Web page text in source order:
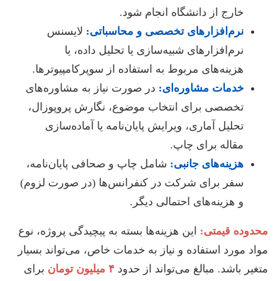
خارج از دانشگاه انجام شود.
نرم‌افزارهای تخصصی و محاسباتی: لایسنس
نرم‌افزارهای شبیه‌سازی یا تحلیل داده، یا
هزینه‌های مربوط به استفاده از سوپرکامپیوترها.
خدمات مشاوره‌ای: در صورت نیاز به مشاوره‌های
تخصصی برای انتخاب موضوع، نگارش پروپوزال،
تحلیل آماری، ویرایش پایان‌نامه یا آماده‌سازی
مقاله برای چاپ.
هزینه‌های جانبی: شامل چاپ و صحافی پایان‌نامه،
سفر برای شرکت در کنفرانس‌ها (در صورت لزوم)
و هزینه‌های احتمالی دیگر.
محدوده قیمتی: این هزینه‌ها بسته به پیچیدگی پروژه، نوع
مواد مورد استفاده و نیاز به خدمات خاص، می‌تواند بسیار
متغیر باشد. مبالغ می‌تواند از حدود ۴ میلیون تومان
برای